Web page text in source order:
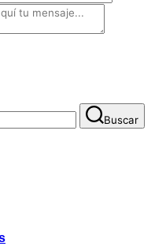
Buscar